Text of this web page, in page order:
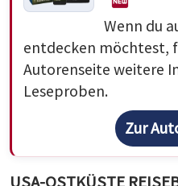
Wenn du
entdecken möchtest,
Autorenseite weitere
Leseproben.
Zur